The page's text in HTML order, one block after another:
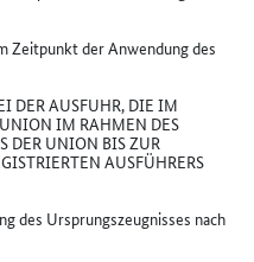
Zeitpunkt der Anwendung des
DER AUSFUHR, DIE IM
IM RAHMEN DES
DER UNION BIS ZUR
AUSFÜHRERS
des Ursprungszeugnisses nach